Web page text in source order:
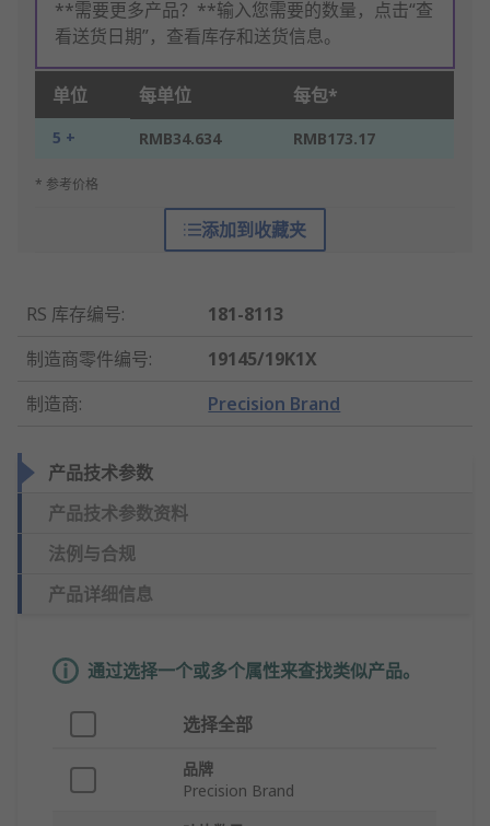
**需要更多产品？**输入您需要的数量，点击“查
看送货日期”，查看库存和送货信息。
单位 每单位 每包*
5 + RMB34.634 RMB173.17
* 参考价格
添加到收藏夹
RS 库存编号:
181-8113
制造商零件编号:
19145/19K1X
制造商: Precision Brand
产品技术参数
产品技术参数资料
法例与合规
产品详细信息
通过选择一个或多个属性来查找类似产品。
选择全部
品牌
Precision Brand